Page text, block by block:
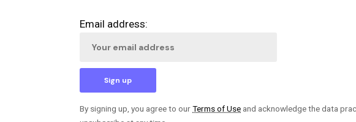
Email address:
By signing up, you agree to ourTerms of Use and acknowledge the data